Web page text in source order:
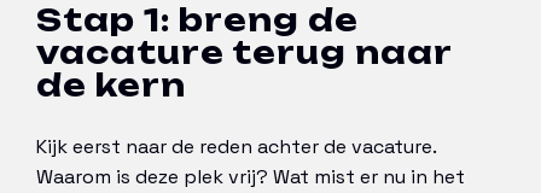
Stap 1: breng de
vacature terug naar
de kern
Kijk eerst naar de reden achter de vacature.
Waarom is deze plek vrij? Wat mist er nu in het